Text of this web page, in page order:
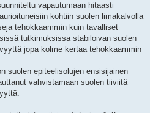
vapautumaan hitaasti
kohtiin suolen limakalvolla
tehokkaammin kuin tavalliset
tutkimuksissa stabiloivan suolen
jopa kolme kertaa tehokkaammin
suolen epiteelisolujen ensisijainen
vahvistamaan suolen tiiviitä